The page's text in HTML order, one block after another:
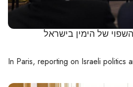
של הימין בישראל
In Paris, reporting on Israeli politics